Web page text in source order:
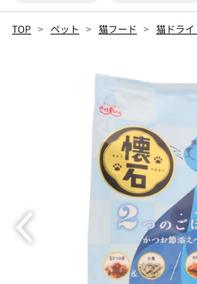
TOP ペット 猫フード 猫ドライ